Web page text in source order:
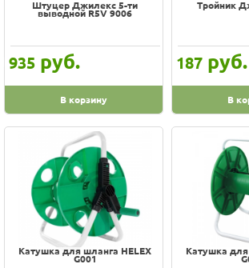
Штуцер Джилекс 5-ти
выводной R5V 9006
935 руб.
В корзину
Тройник
187 руб.
В
Катушка для шланга HELEX
G001
Катушка для